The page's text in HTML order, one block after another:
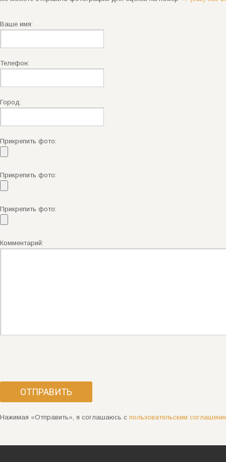
Ваше имя:
Телефон:
Город:
Прикрепить фото:
Прикрепить фото:
Прикрепить фото:
Комментарий:
Нажимая «Отправить», я соглашаюсь с пользовательским